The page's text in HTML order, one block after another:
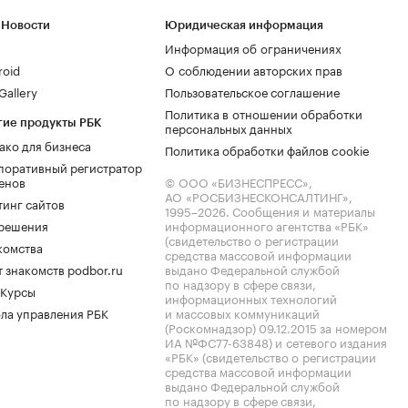
продукты РБК
для бизнеса
регистратор
сайтов
знакомств podbor.ru
управления РБК
Юридическая информация
Информация об ограничениях
О соблюдении авторских прав
Пользовательское соглашение
Политика в отношении обработки
персональных данных
Политика обработки файлов cookie
© ООО «БИЗНЕСПРЕСС»,
АО «РОСБИЗНЕСКОНСАЛТИНГ»,
1995–2026. Сообщения и материалы
информационного агентства «РБК»
(свидетельство о регистрации
средства массовой информации
выдано Федеральной службой
по надзору в сфере связи,
информационных технологий
и массовых коммуникаций
(Роскомнадзор) 09.12.2015 за номером
ИА №ФС77-63848) и сетевого издания
«РБК» (свидетельство о регистрации
средства массовой информации
выдано Федеральной службой
по надзору в сфере связи,